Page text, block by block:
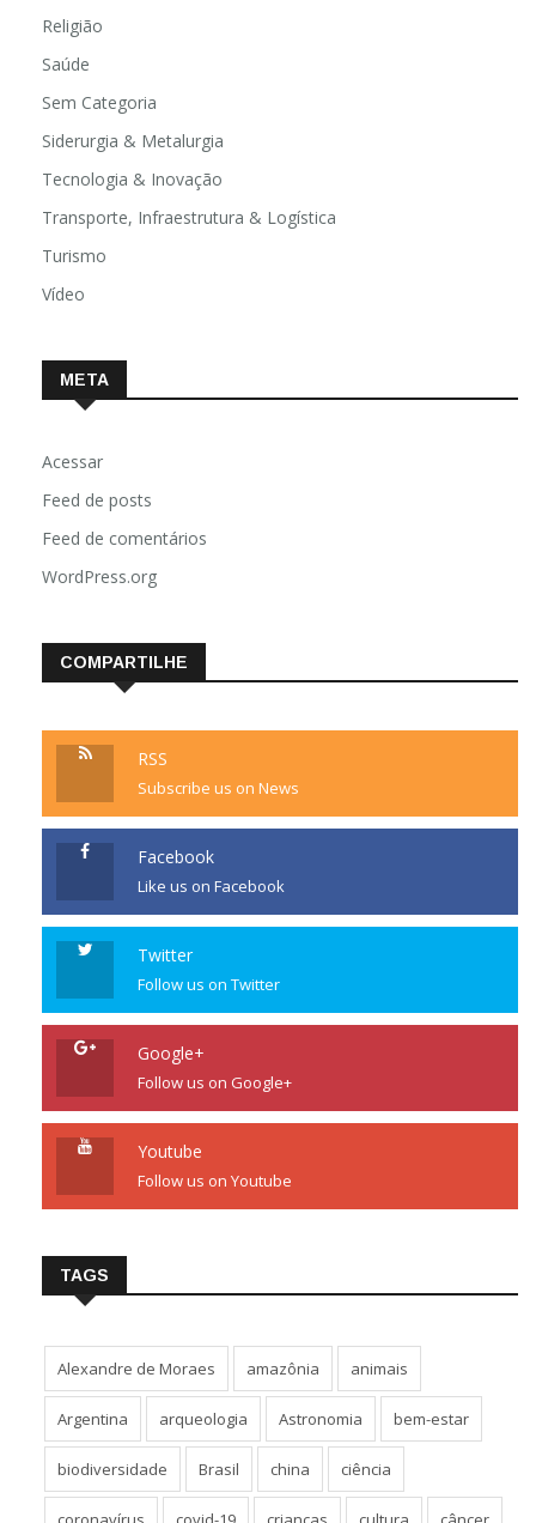
Religião
Saúde
Sem Categoria
Siderurgia & Metalurgia
Tecnologia & Inovação
Transporte, Infraestrutura & Logística
Turismo
Vídeo
META
Acessar
Feed de posts
Feed de comentários
WordPress.org
COMPARTILHE
RSS
Subscribe us on News
Facebook
Like us on Facebook
Twitter
Follow us on Twitter
Google+
Follow us on Google+
Youtube
Follow us on Youtube
TAGS
Alexandre de Moraes amazônia animais
Argentina arqueologia Astronomia bem-estar
biodiversidade Brasil china ciência